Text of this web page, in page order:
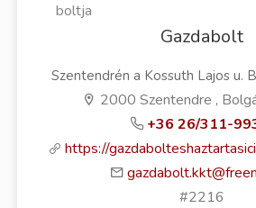
boltja
Gazdabolt
Szentendrén a Kossuth Lajos u.
2000 Szentendre ,
+36 26/311-
https://
#2216